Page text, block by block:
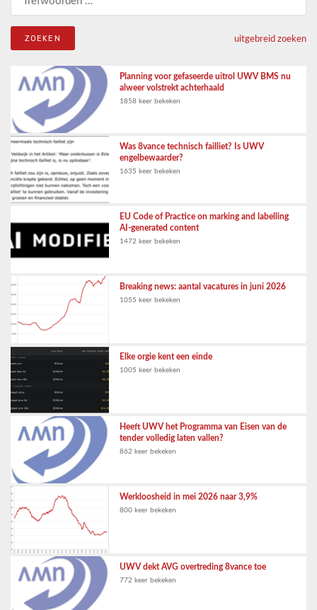
uitgebreid zoeken
Planning voor gefaseerde uitrol UWV BMS nu
alweer volstrekt achterhaald
1858 keer bekeken
Was 8vance technisch failliet? Is UWV
engelbewaarder?
1635 keer bekeken
EU Code of Practice on marking and labelling
AI-generated content
1472 keer bekeken
Breaking news: aantal vacatures in juni 2026
1055 keer bekeken
Elke orgie kent een einde
1005 keer bekeken
Heeft UWV het Programma van Eisen van de
tender volledig laten vallen?
862 keer bekeken
Werkloosheid in mei 2026 naar 3,9%
800 keer bekeken
UWV dekt AVG overtreding 8vance toe
772 keer bekeken